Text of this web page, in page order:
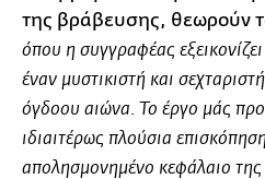
της βράβευσης, θεωρούν
όπου η συγγραφέας
έναν μυστικιστή και
όγδοου αιώνα. Το έργο μάς
ιδιαιτέρως πλούσια
απολησμονημένο κεφάλαιο της